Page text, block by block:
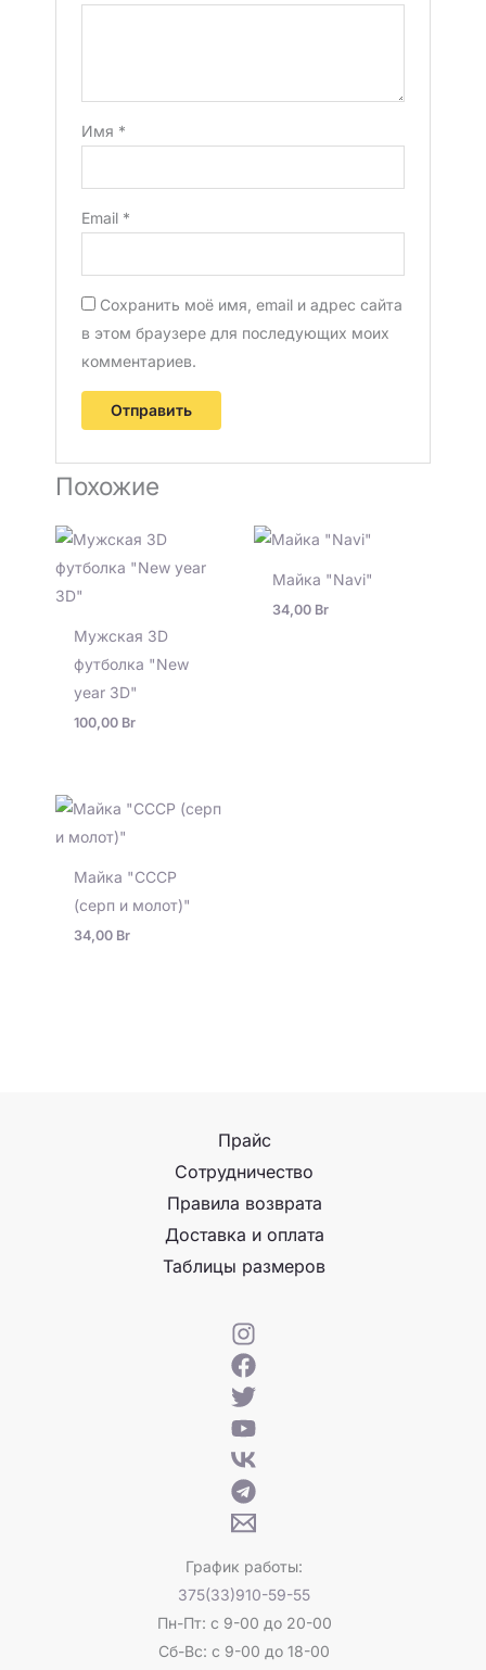
Имя *
Email *
Сохранить моё имя, email и адрес сайта
в этом браузере для последующих моих
комментариев.
Похожие
Мужская 3D
футболка "New
year 3D"
100,00 Br
Майка "Navi"
34,00 Br
Майка "СССР
(серп и молот)"
34,00 Br
Прайс
Сотрудничество
Правила возврата
Доставка и оплата
Таблицы размеров
График работы:
375(33)910-59-55
Пн-Пт: с 9-00 до 20-00
Сб-Вс: с 9-00 до 18-00